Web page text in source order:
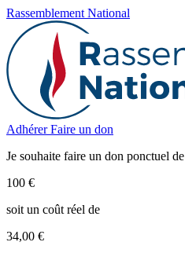
Rassemblement National
AdhérerFaire un don
Je souhaite faire un don ponctuel de
100 €
soit un coût réel de
34,00 €